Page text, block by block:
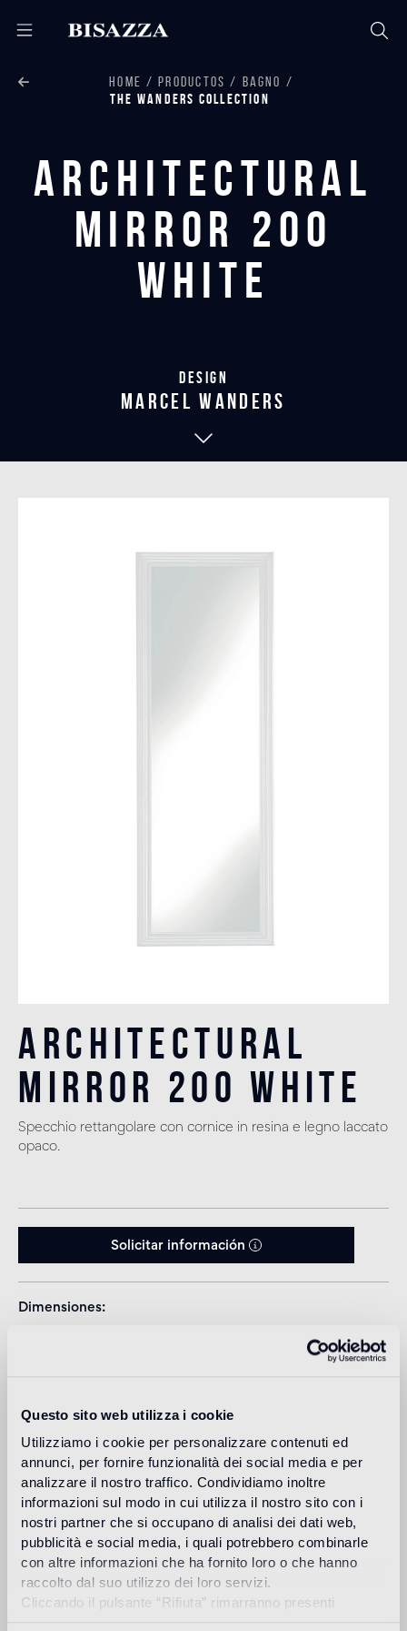
Questo sito web utilizza i cookie
Utilizziamo i cookie per personalizzare contenuti ed
annunci, per fornire funzionalità dei social media e per
analizzare il nostro traffico. Condividiamo inoltre
informazioni sul modo in cui utilizza il nostro sito con i
nostri partner che si occupano di analisi dei dati web,
pubblicità e social media, i quali potrebbero combinarle
con altre informazioni che ha fornito loro o che hanno
raccolto dal suo utilizzo dei loro servizi.
Cliccando il pulsante “Rifiuta” rimarranno presenti
HOME PRODUCTOS
BAGNO
THE WANDERS COLLECTION
Architectural
Mirror 200
White
Design
marcel wanders
Architectural
Mirror 200 White
Specchio rettangolare con cornice in resina e legno laccato
opaco.
Solicitar información
Dimensiones
Download
Design
marcel wanders